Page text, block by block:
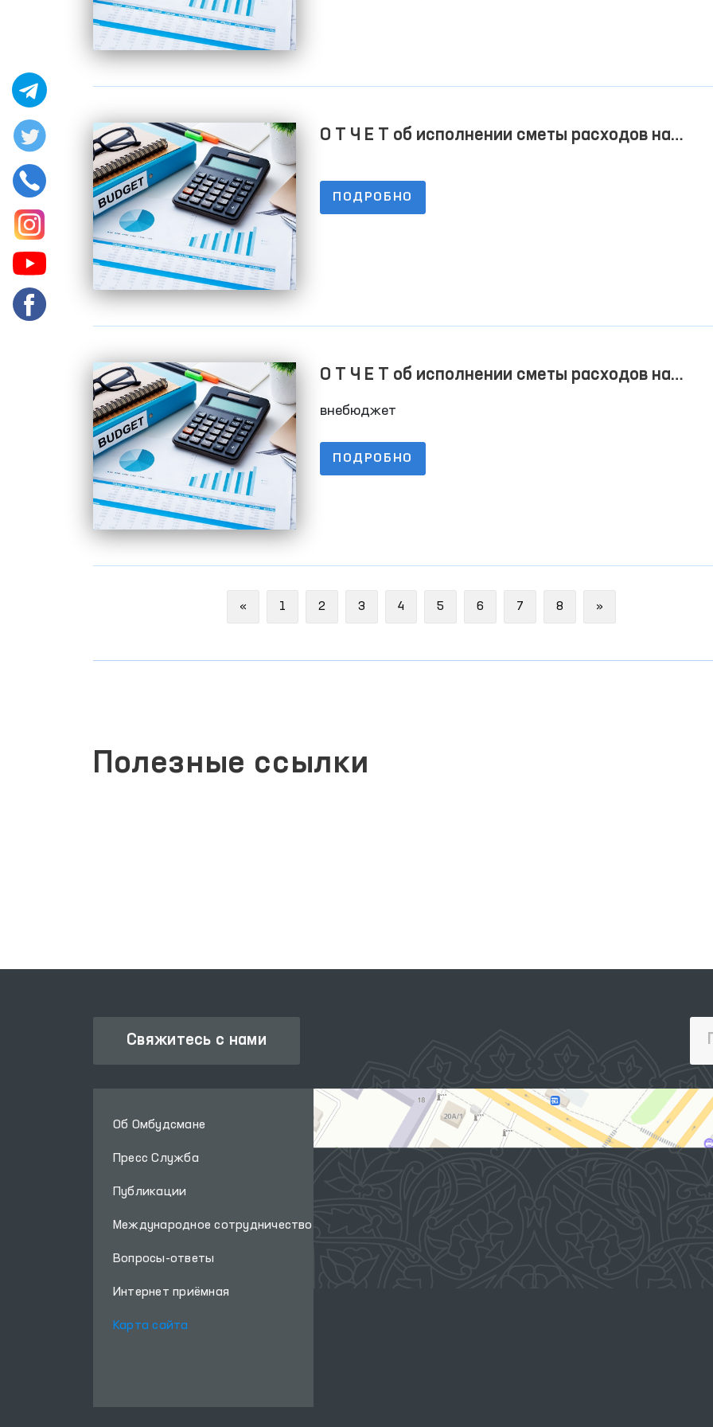
О Т Ч Е Т об исполнении сметы расходов на
ПОДРОБНО
О Т Ч Е Т об исполнении сметы расходов на
01.07.2023 г
внебюджет
ПОДРОБНО
« Previous
1 2 3 4 5 6 7 8 »
Полезные ссылки
Свяжитесь с нами
Об Омбудсмане
Пресс Служба
Публикации
Международное сотрудничество
Вопросы-ответы
Интернет приёмная
Карта сайта